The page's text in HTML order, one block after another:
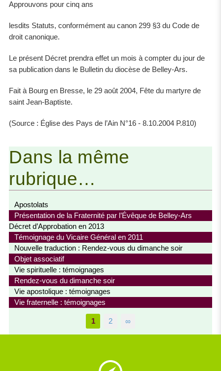
Approuvons pour cinq ans
lesdits Statuts, conformément au canon 299 §3 du Code de
droit canonique.
Le présent Décret prendra effet un mois à compter du jour de
sa publication dans le Bulletin du diocèse de Belley-Ars.
Fait à Bourg en Bresse, le 29 août 2004, Fête du martyre de
saint Jean-Baptiste.
(Source : Église des Pays de l’Ain N°16 - 8.10.2004 P.810)
Dans la même
rubrique…
Apostolats
Présentation de la Fraternité par l’Évêque de Belley-Ars
Décret d’Approbation en 2013
Témoignage du Vicaire Général en 2011
Nouvelle traduction : Rendez-vous du dimanche soir
Objet associatif
Vie spirituelle : témoignages
Rendez-vous du dimanche soir
Vie apostolique : témoignages
Vie fraternelle : témoignages
1 2 ∞